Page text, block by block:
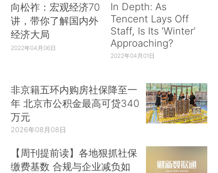
向松祚：宏观经济70
讲，带你了解国内外
经济大局
2022年04月06日
In Depth: As
Tencent Lays Off
Staff, Is Its ‘Winter’
Approaching?
2022年04月01日
非京籍五环内购房社保降至一
年 北京市公积金最高可贷340
万元
2026年08月08日
【周刊提前读】各地狠抓社保
缴费基数 合规与企业减负如